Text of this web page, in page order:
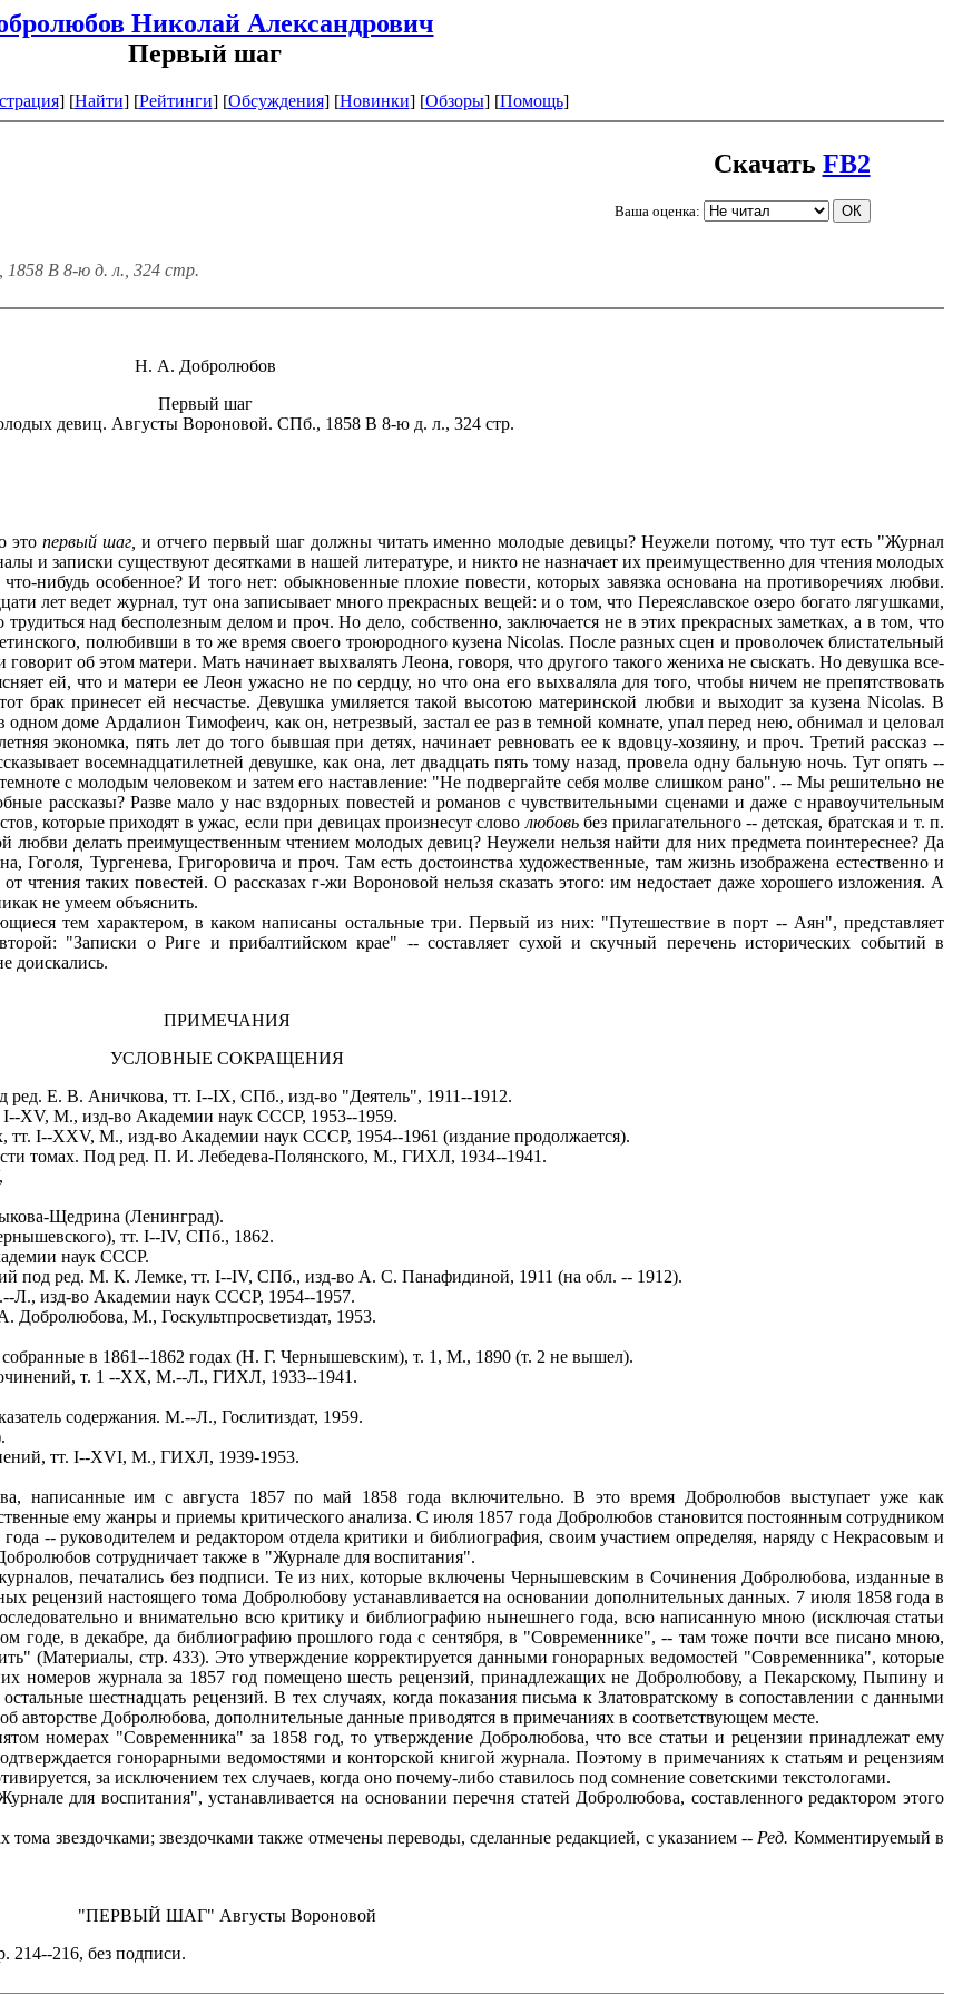
Николай Александрович
Первый шаг
] [Найти] [Рейтинги] [Обсуждения] [Новинки] [Обзоры] [Помощь]
Скачать FB2
Ваша оценка:
1858 В 8-ю д. л., 324 стр.
H. А. Добролюбов
Первый шаг
девиц. Августы Вороновой. СПб., 1858 В 8-ю д. л., 324 стр.
это первый шаг,и отчего первый шаг должны читать именно молодые девицы? Неужели потому, что тут есть "Журнал
и записки существуют десятками в нашей литературе, и никто не назначает их преимущественно для чтения молодых
нибудь особенное? И того нет: обыкновенные плохие повести, которых завязка основана на противоречиях любви.
лет ведет журнал, тут она записывает много прекрасных вещей: и о том, что Переяславское озеро богато лягушками,
над бесполезным делом и проч. Но дело, собственно, заключается не в этих прекрасных заметках, а в том, что
полюбивши в то же время своего троюродного кузена Nicolas. После разных сцен и проволочек блистательный
об этом матери. Мать начинает выхвалять Леона, говоря, что другого такого жениха не сыскать. Но девушка все-
ей, что и матери ее Леон ужасно не по сердцу, но что она его выхваляла для того, чтобы ничем не препятствовать
брак принесет ей несчастье. Девушка умиляется такой высотою материнской любви и выходит за кузена Nicolas. В
в одном доме Ардалион Тимофеич, как он, нетрезвый, застал ее раз в темной комнате, упал перед нею, обнимал и целовал
экономка, пять лет до того бывшая при детях, начинает ревновать ее к вдовцу-хозяину, и проч. Третий рассказ --
восемнадцатилетней девушке, как она, лет двадцать пять тому назад, провела одну бальную ночь. Тут опять --
с молодым человеком и затем его наставление: "Не подвергайте себя молве слишком рано". -- Мы решительно не
рассказы? Разве мало у нас вздорных повестей и романов с чувствительными сценами и даже с нравоучительным
которые приходят в ужас, если при девицах произнесут слово любовьбез прилагательного -- детская, братская и т. п.
любви делать преимущественным чтением молодых девиц? Неужели нельзя найти для них предмета поинтереснее? Да
Тургенева, Григоровича и проч. Там есть достоинства художественные, там жизнь изображена естественно и
чтения таких повестей. О рассказах г-жи Вороновой нельзя сказать этого: им недостает даже хорошего изложения. А
не умеем объяснить.
тем характером, в каком написаны остальные три. Первый из них: "Путешествие в порт -- Аян", представляет
"Записки о Риге и прибалтийском крае" -- составляет сухой и скучный перечень исторических событий в
доискались.
ПРИМЕЧАНИЯ
УСЛОВНЫЕ СОКРАЩЕНИЯ
Е. В. Аничкова, тт. I--IX, СПб., изд-во "Деятель", 1911--1912.
XV, М., изд-во Академии наук СССР, 1953--1959.
I--XXV, М., изд-во Академии наук СССР, 1954--1961 (издание продолжается).
томах. Под ред. П. И. Лебедева-Полянского, М., ГИХЛ, 1934--1941.
Щедрина (Ленинград).
тт. I--IV, СПб., 1862.
наук СССР.
под ред. М. К. Лемке, тт. I--IV, СПб., изд-во А. С. Панафидиной, 1911 (на обл. -- 1912).
изд-во Академии наук СССР, 1954--1957.
М., Госкультпросветиздат, 1953.
в 1861--1862 годах (Н. Г. Чернышевским), т. 1, М., 1890 (т. 2 не вышел).
т. 1 --XX, М.--Л., ГИХЛ, 1933--1941.
содержания. М.--Л., Гослитиздат, 1959.
тт. I--XVI, М., ГИХЛ, 1939-1953.
им с августа 1857 по май 1858 года включительно. В это время Добролюбов выступает уже как
ему жанры и приемы критического анализа. С июля 1857 года Добролюбов становится постоянным сотрудником
-- руководителем и редактором отдела критики и библиография, своим участием определяя, наряду с Некрасовым и
сотрудничает также в "Журнале для воспитания".
печатались без подписи. Те из них, которые включены Чернышевским в Сочинения Добролюбова, изданные в
рецензий настоящего тома Добролюбову устанавливается на основании дополнительных данных. 7 июля 1858 года в
и внимательно всю критику и библиографию нынешнего года, всю написанную мною (исключая статьи
годе, в декабре, да библиографию прошлого года с сентября, в "Современнике", -- там тоже почти все писано мною,
(Материалы, стр. 433). Это утверждение корректируется данными гонорарных ведомостей "Современника", которые
номеров журнала за 1857 год помещено шесть рецензий, принадлежащих не Добролюбову, а Пекарскому, Пыпину и
шестнадцать рецензий. В тех случаях, когда показания письма к Златовратскому в сопоставлении с данными
авторстве Добролюбова, дополнительные данные приводятся в примечаниях в соответствующем месте.
номерах "Современника" за 1858 год, то утверждение Добролюбова, что все статьи и рецензии принадлежат ему
гонорарными ведомостями и конторской книгой журнала. Поэтому в примечаниях к статьям и рецензиям
за исключением тех случаев, когда оно почему-либо ставилось под сомнение советскими текстологами.
для воспитания", устанавливается на основании перечня статей Добролюбова, составленного редактором этого
звездочками; звездочками также отмечены переводы, сделанные редакцией, с указанием -- Ред. Комментируемый в
"ПЕРВЫЙ ШАГ" Августы Вороновой
214--216, без подписи.